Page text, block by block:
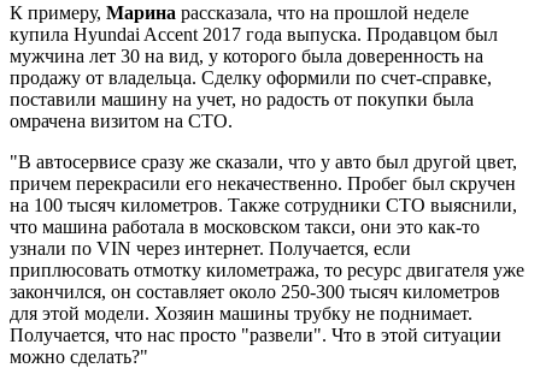
К примеру, Марина рассказала, что на прошлой неделе
купила Hyundai Accent 2017 года выпуска. Продавцом был
мужчина лет 30 на вид, у которого была доверенность на
продажу от владельца. Сделку оформили по счет-справке,
поставили машину на учет, но радость от покупки была
омрачена визитом на СТО.
"В автосервисе сразу же сказали, что у авто был другой цвет,
причем перекрасили его некачественно. Пробег был скручен
на 100 тысяч километров. Также сотрудники СТО выяснили,
что машина работала в московском такси, они это как-то
узнали по VIN через интернет. Получается, если
приплюсовать отмотку километража, то ресурс двигателя уже
закончился, он составляет около 250-300 тысяч километров
для этой модели. Хозяин машины трубку не поднимает.
Получается, что нас просто "развели". Что в этой ситуации
можно сделать?"